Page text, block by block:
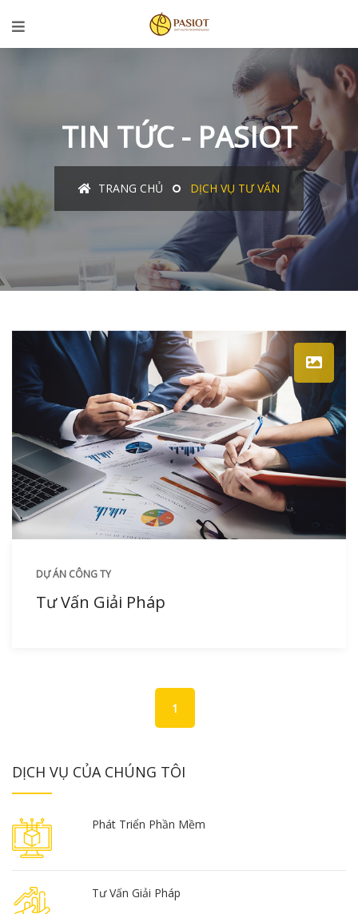
TIN TỨC - PASIOT
TRANG CHỦ DỊCH VỤ TƯ VẤN
DỰ ÁN CÔNG TY
Tư Vấn Giải Pháp
1
DỊCH VỤ CỦA CHÚNG TÔI
Phát Triển Phần Mềm
Tư Vấn Giải Pháp